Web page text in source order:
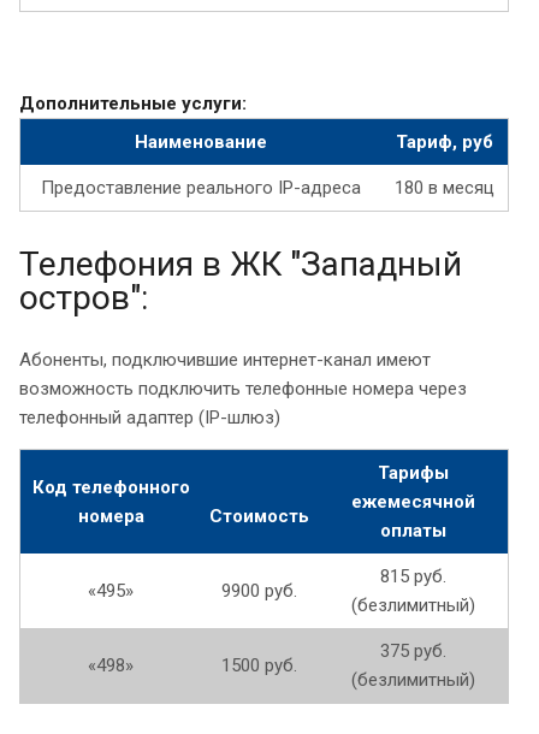
Дополнительные услуги:
Наименование
Тариф, руб
Предоставление реального IP-адреса 180 в месяц
Телефония в ЖК "Западный
остров":
Абоненты, подключившие интернет-канал имеют
возможность подключить телефонные номера через
телефонный адаптер (IP-шлюз)
Код телефонного
номера
Стоимость
Тарифы
ежемесячной
оплаты
«495» 9900 руб.
815 руб.
(безлимитный)
«498» 1500 руб.
375 руб.
(безлимитный)